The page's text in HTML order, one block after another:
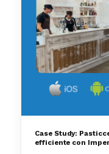
Case Study:
efficiente con